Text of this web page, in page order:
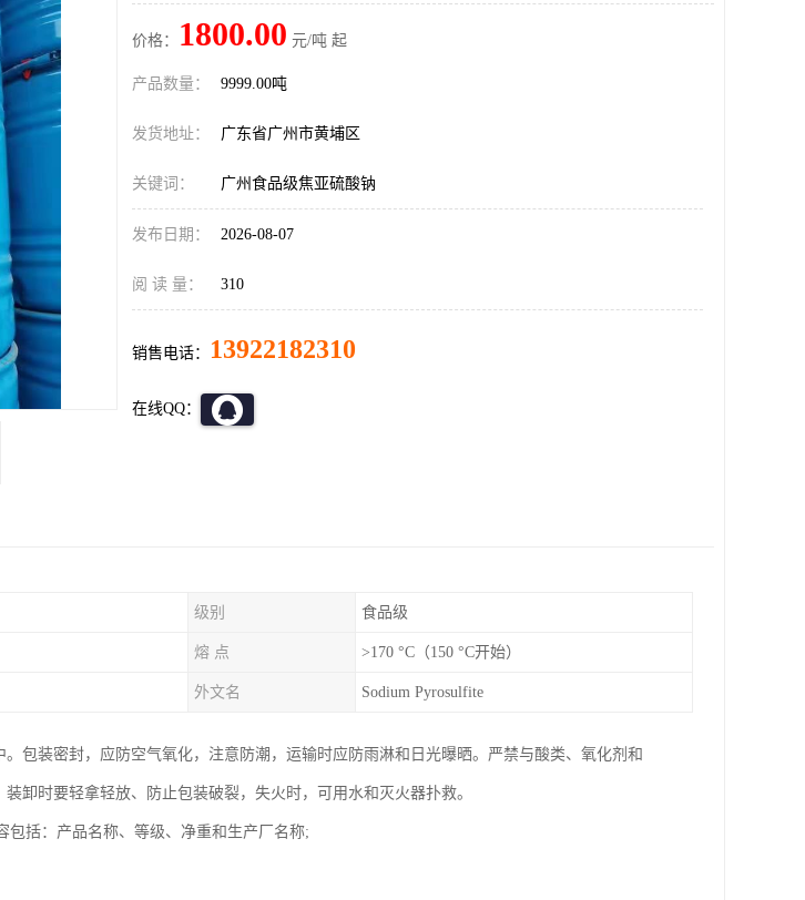
价格： 1800.00 元/吨 起
产品数量： 9999.00吨
发货地址： 广东省广州市黄埔区
关键词： 广州食品级焦亚硫酸钠
发布日期： 2026-08-07
阅 读 量： 310
销售电话： 13922182310
在线QQ：
级别 食品级
熔 点 >170 °C（150 °C开始）
外文名 Sodium Pyrosulfite
包装密封，应防空气氧化，注意防潮，运输时应防雨淋和日光曝晒。严禁与酸类、氧化剂和
卸时要轻拿轻放、防止包装破裂，失火时，可用水和灭火器扑救。
包括：产品名称、等级、净重和生产厂名称;